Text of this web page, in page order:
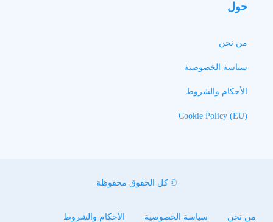
حول
من نحن
سياسة الخصوصية
الأحكام والشروط
Cookie Policy (EU)
© كل الحقوق محفوظة
من نحن سياسة الخصوصية الأحكام والشروط